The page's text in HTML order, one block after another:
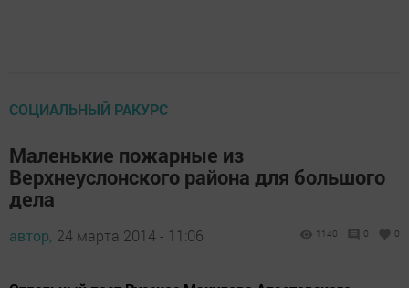
СОЦИАЛЬНЫЙ РАКУРС
Маленькие пожарные из
Верхнеуслонского района для большого
дела
автор, 24 марта 2014 - 11:06 1140 0 0